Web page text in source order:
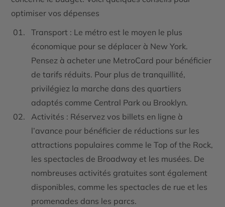
optimiser vos dépenses
Transport : Le métro est le moyen le plus
économique pour se déplacer à New York.
Pensez à acheter une MetroCard pour bénéficier
de tarifs réduits. Pour plus de tranquillité,
privilégiez la marche dans des quartiers
adaptés comme Central Park ou Brooklyn.
Activités : Réservez vos billets en ligne à
l’avance pour bénéficier de réductions sur les
attractions populaires comme le Top of the Rock,
les spectacles de Broadway et les musées. De
nombreuses activités gratuites sont également
disponibles, comme les spectacles de rue et les
promenades dans les parcs.